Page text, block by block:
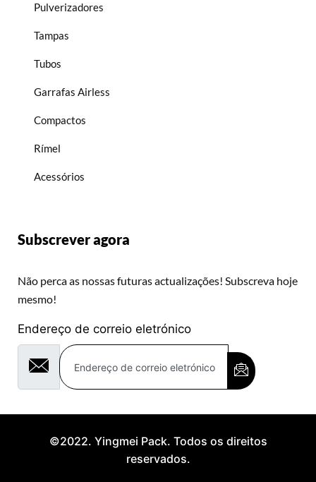
Pulverizadores
Tampas
Tubos
Garrafas Airless
Compactos
Rímel
Acessórios
Subscrever agora
Não perca as nossas futuras actualizações! Subscreva hoje
mesmo!
Endereço de correio eletrónico
©2022. Yingmei Pack. Todos os direitos
reservados.